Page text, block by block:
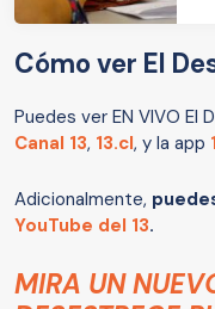
Cómo ver El
Puedes ver EN VIVO El
Canal 13, 13.cl, y la app
Adicionalmente,
YouTube del 13.
MIRA UN